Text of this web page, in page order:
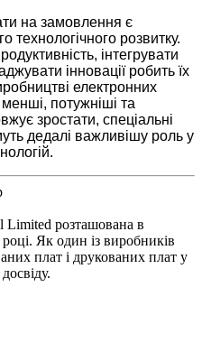
на замовлення є
розвитку.
інтегрувати
інновації робить їх
електронних
потужніші та
зростати, спеціальні
дедалі важливішу роль у
Limited розташована в
Як один із виробників
плат і друкованих плат у